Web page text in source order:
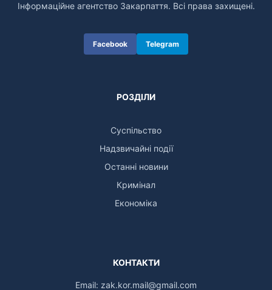
Інформаційне агентство Закарпаття. Всі права захищені.
Facebook Telegram
РОЗДІЛИ
Суспільство
Надзвичайні події
Останні новини
Кримінал
Економіка
КОНТАКТИ
Email: zak.kor.mail@gmail.com